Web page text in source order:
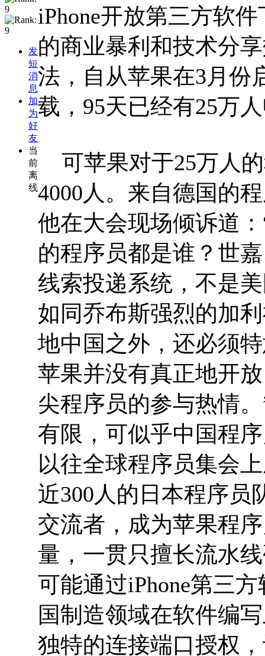
发
短
消
息
加
为
好
友
当
前
离
线
iPhone开放第三方软
的商业暴利和技术分
法，自从苹果在3月份
载，95天已经有25万
可苹果对于25万人
4000人。来自德国的
他在大会现场倾诉道
的程序员都是谁？世
线索投递系统，不是
如同乔布斯强烈的加
地中国之外，还必须
苹果并没有真正地开
尖程序员的参与热情
有限，可似乎中国程
以往全球程序员集会
近300人的日本程序员
交流者，成为苹果程
量，一贯只擅长流水
可能通过iPhone第三
国制造领域在软件编
独特的连接端口授权